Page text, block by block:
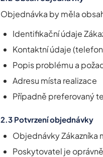
Objednávka by měla
Identifikační údaje
Kontaktní údaje
Popis problému a
Adresu místa realizace
Případně preferovaný
2.3 Potvrzení objednávky
Objednávky Zákazníka
Poskytovatel je